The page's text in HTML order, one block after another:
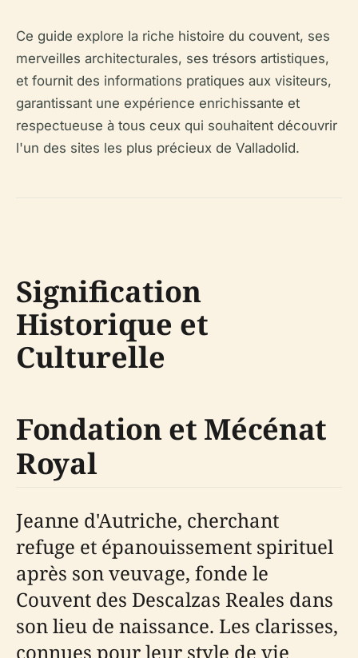
Ce guide explore la riche histoire du couvent, ses
merveilles architecturales, ses trésors artistiques,
et fournit des informations pratiques aux visiteurs,
garantissant une expérience enrichissante et
respectueuse à tous ceux qui souhaitent découvrir
l'un des sites les plus précieux de Valladolid.
Signification
Historique et
Culturelle
Fondation et Mécénat
Royal
Jeanne d'Autriche, cherchant
refuge et épanouissement spirituel
après son veuvage, fonde le
Couvent des Descalzas Reales dans
son lieu de naissance. Les clarisses,
connues pour leur style de vie